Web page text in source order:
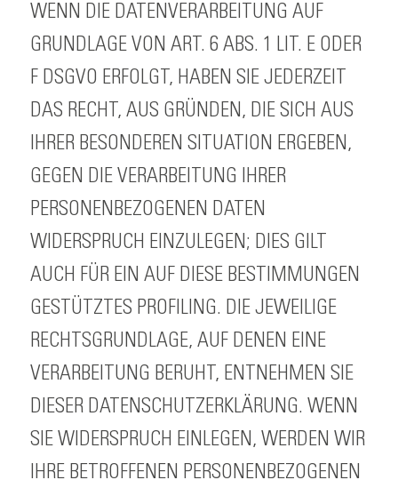
WENN DIE DATENVERARBEITUNG AUF
GRUNDLAGE VON ART. 6 ABS. 1 LIT. E ODER
F DSGVO ERFOLGT, HABEN SIE JEDERZEIT
DAS RECHT, AUS GRÜNDEN, DIE SICH AUS
IHRER BESONDEREN SITUATION ERGEBEN,
GEGEN DIE VERARBEITUNG IHRER
PERSONENBEZOGENEN DATEN
WIDERSPRUCH EINZULEGEN; DIES GILT
AUCH FÜR EIN AUF DIESE BESTIMMUNGEN
GESTÜTZTES PROFILING. DIE JEWEILIGE
RECHTSGRUNDLAGE, AUF DENEN EINE
VERARBEITUNG BERUHT, ENTNEHMEN SIE
DIESER DATENSCHUTZERKLÄRUNG. WENN
SIE WIDERSPRUCH EINLEGEN, WERDEN WIR
IHRE BETROFFENEN PERSONENBEZOGENEN